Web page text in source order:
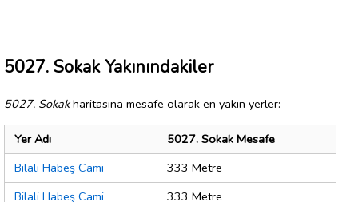
5027. Sokak Yakınındakiler
5027. Sokakharitasına mesafe olarak en yakın yerler:
Yer Adı
5027. Sokak Mesafe
Bilali Habeş Cami
333 Metre
Bilali Habeş Cami
333 Metre